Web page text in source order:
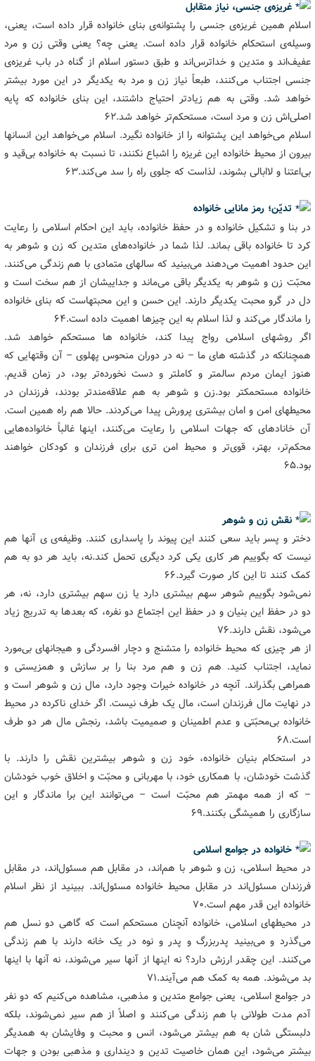
غریزه‌ی جنسی، نیاز متقابل
اسلام همین غریزه‌ی جنسی را پشتوانه‌ی بنای خانواده قرار داده است، یعنی،
وسیله‌ی استحکام خانواده قرار داده است. یعنی چه؟ یعنی وقتی زن و مرد
عفیف‌اند و متدین و خداترس‌اند و طبق دستور اسلام از گناه در باب غریزه‌ی
جنسی اجتناب می‌کنند، طبعاً نیاز زن و مرد به یکدیگر در این مورد بیشتر
خواهد شد. وقتی به هم زیادتر احتیاج داشتند، این بنای خانواده که پایه
اصلی‌اش زن و مرد است، مستحکم‌تر خواهد شد.۶۲
اسلام می‌خواهد این پشتوانه را از خانواده نگیرد. اسلام می‌خواهد این انسانها
بیرون از محیط خانواده این غریزه را اشباع نکنند، تا نسبت به خانواده بی‌قید و
بی‌اعتنا و لاابالی بشوند، لذاست که جلوی راه را سد می‌کند.۶۳
تدیّن؛ رمز مانایی خانواده
در بنا و تشکیل خانواده و در حفظ خانواده، باید این احکام اسلامی را رعایت
کرد تا خانواده باقی بماند. لذا شما در خانواده‌های متدین که زن و شوهر به
این حدود اهمیت می‌دهند می‌بینید که سالهای متمادی با هم زندگی می‌کنند.
محبّت زن و شوهر به یکدیگر باقی می‌ماند و جداییشان از هم سخت است و
دل در گرو محبت یکدیگر دارند. این حسن و این محبتهاست که بنای خانواده
را ماندگار می‌کند و لذا اسلام به این چیزها اهمیت داده است.۶۴
اگر روشهای اسلامی رواج پیدا کند، خانواده ها مستحکم خواهد شد.
همچنانکه در گذشته های ما – نه در دوران منحوس پهلوی – آن وقتهایی که
هنوز ایمان مردم سالمتر و کاملتر و دست نخورده‌تر بود، در زمان قدیم.
خانواده مستحمکتر بود.زن و شوهر به هم علاقه‌مندتر بودند، فرزندان در
محیطهای امن و امان بیشتری پرورش پیدا می‌کردند. حالا هم راه همین است.
آن خانادهای که جهات اسلامی را رعایت می‌کنند، اینها غالباً خانواده‌هایی
محکم‌تر، بهتر، قوی‌تر و محیط امن تری برای فرزندان و کودکان خواهند
بود.۶۵
نقش زن و شوهر
دختر و پسر باید سعی کنند این پیوند را پاسداری کنند. وظیفه‌ی ی آنها هم
نیست که بگوییم هر کاری یکی کرد دیگری تحمل کند.نه، باید هر دو به هم
کمک کنند تا این کار صورت گیرد.۶۶
نمی‌شود بگوییم شوهر سهم بیشتری دارد یا زن سهم بیشتری دارد، نه، هر
دو در حفظ این بنیان و در حفظ این اجتماع دو نفره، که بعدها به تدریج زیاد
می‌شود، نقش دارند.۷۶
از هر چیزی که محیط خانواده را متشنج و دچار افسردگی و هیجانهای بی‌مورد
نماید، اجتناب کنید. هم زن و هم مرد بنا را بر سازش و همزیستی و
همراهی بگذراند. آنچه در خانواده خیرات وجود دارد، مال زن و شوهر است و
در نهایت مال فرزندان است، مال یک طرف نیست. اگر خدای ناکرده در محیط
خانواده بی‌محبّتی و عدم اطمینان و صمیمیت باشد، رنجش مال هر دو طرف
است.۶۸
در استحکام بنیان خانواده، خود زن و شوهر بیشترین نقش را دارند. با
گذشت خودشان، با همکاری خود، با مهربانی و محبّت و اخلاق خوب خودشان
– که از همه مهمتر هم محبّت است – می‌توانند این برا ماندگار و این
سازگاری را همیشگی بکنند.۶۹
خانواده در جوامع اسلامی
در محیط اسلامی، زن و شوهر با هم‌اند، در مقابل هم مسئول‌اند، در مقابل
فرزندان مسئول‌اند در مقابل محیط خانواده مسئول‌اند. ببینید از نظر اسلام
خانواده این قدر مهم است.۷۰
در محیطهای اسلامی، خانواده آنچنان مستحکم است که گاهی دو نسل هم
می‌گذرد و می‌بینید پدربزرگ و پدر و نوه در یک خانه دارند با هم زندگی
می‌کنند. این چقدر ارزش دارد؟ نه اینها از آنها سیر می‌شوند، نه آنها با اینها
بد می‌شوند. همه به کمک هم می‌آیند.۷۱
در جوامع اسلامی، یعنی جوامع متدین و مذهبی، مشاهده می‌کنیم که دو نفر
آدم مدت طولانی با هم زندگی می‌کنند و اصلاً از هم سیر نمی‌شوند، بلکه
دلبستگی شان به هم بیشتر می‌شود، انس و محبت و وفایشان به همدیگر
بیشتر می‌شود، این همان خاصیت تدین و دینداری و مذهبی بودن و جهات